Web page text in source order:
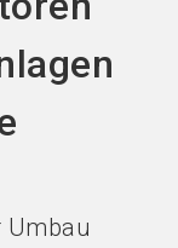
Umbau